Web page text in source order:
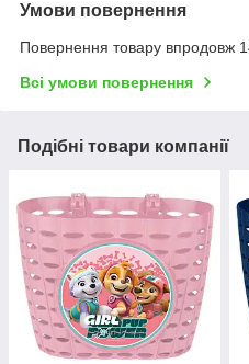
Умови повернення
Повернення товару впродовж
Всі умови повернення
Подібні товари компанії